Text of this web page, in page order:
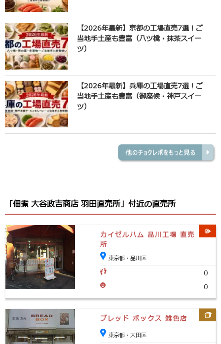
【2026年最新】京都の工場直売7選！ご
当地手土産も豊富（八ツ橋・抹茶スイー
ツ）
【2026年最新】兵庫の工場直売7選！ご
当地手土産も豊富（御座候・神戸スイー
ツ）
「佃煮 大谷政吉商店 羽田直売所」付近の直売所
カイゼルハム 品川工場 直売
所
東京都・品川区
0
0
ブレッド ボックス 雑色店
東京都・大田区